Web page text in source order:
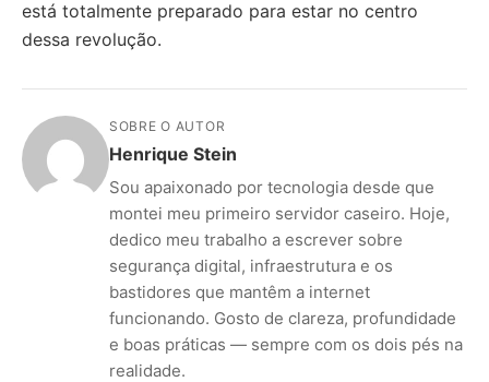
está totalmente preparado para estar no centro
dessa revolução.
SOBRE O AUTOR
Henrique Stein
Sou apaixonado por tecnologia desde que
montei meu primeiro servidor caseiro. Hoje,
dedico meu trabalho a escrever sobre
segurança digital, infraestrutura e os
bastidores que mantêm a internet
funcionando. Gosto de clareza, profundidade
e boas práticas — sempre com os dois pés na
realidade.